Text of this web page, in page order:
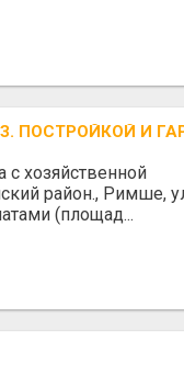
ПОСТРОЙКОЙ И
хозяйственной
район., Римше,
(площад...